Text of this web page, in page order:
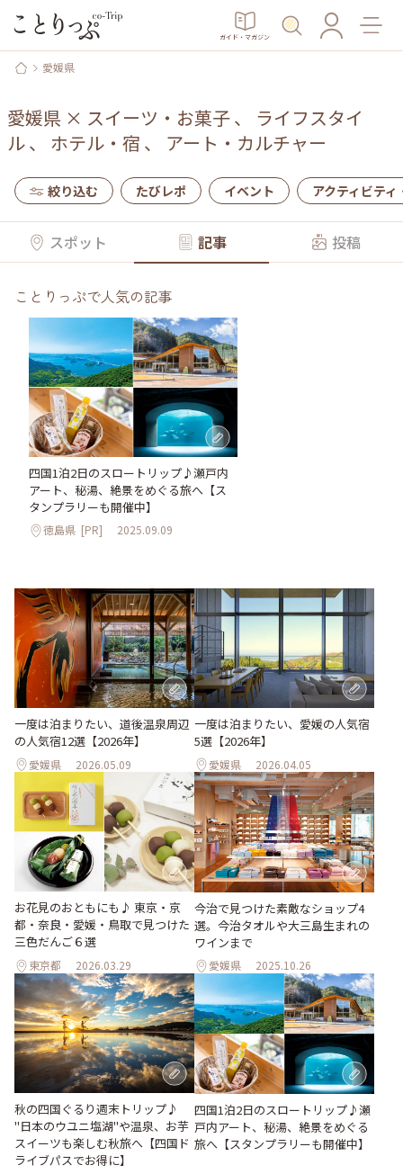
ガイド・マガジン
愛媛県
愛媛県 × スイーツ・お菓子、 ライフスタイ
ル、 ホテル・宿 、 アート・カルチャー
絞り込む たびレポ イベント アクティビティ
スポット 記事 投稿
ことりっぷで人気の記事
四国1泊2日のスロートリップ♪瀬戸内
アート、秘湯、絶景をめぐる旅へ【ス
タンプラリーも開催中】
徳島県 [PR] 2025.09.09
一度は泊まりたい、道後温泉周辺
の人気宿12選【2026年】
愛媛県 2026.05.09
一度は泊まりたい、愛媛の人気宿
5選【2026年】
愛媛県 2026.04.05
お花見のおともにも♪ 東京・京
都・奈良・愛媛・鳥取で見つけた
三色だんご６選
東京都 2026.03.29
今治で見つけた素敵なショップ4
選。今治タオルや大三島生まれの
ワインまで
愛媛県 2025.10.26
秋の四国ぐるり週末トリップ♪
"日本のウユニ塩湖"や温泉、お芋
スイーツも楽しむ秋旅へ【四国ド
ライブパスでお得に】
四国1泊2日のスロートリップ♪瀬
戸内アート、秘湯、絶景をめぐる
旅へ【スタンプラリーも開催中】